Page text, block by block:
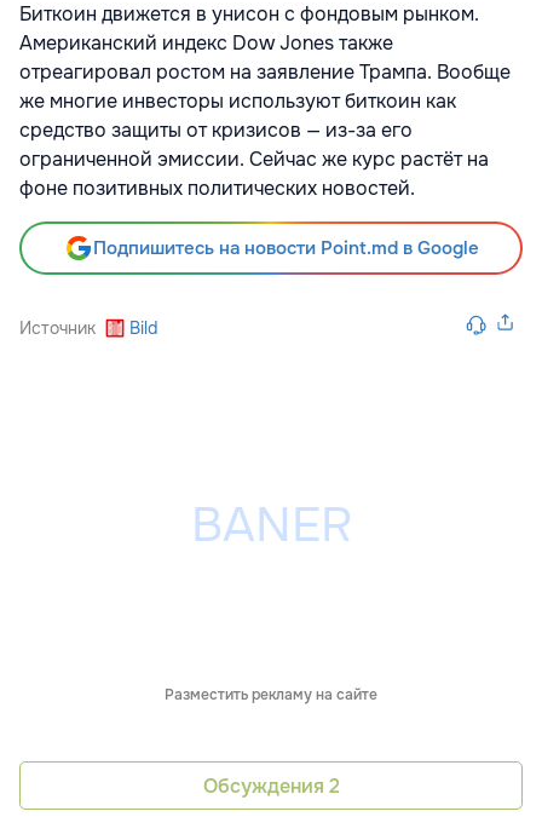
Биткоин движется в унисон с фондовым рынком.
Американский индекс Dow Jones также
отреагировал ростом на заявление Трампа. Вообще
же многие инвесторы используют биткоин как
средство защиты от кризисов — из-за его
ограниченной эмиссии. Сейчас же курс растёт на
фоне позитивных политических новостей.
Подпишитесь на новости Point.md в Google
Источник Bild
Разместить рекламу на сайте
Обсуждения 2